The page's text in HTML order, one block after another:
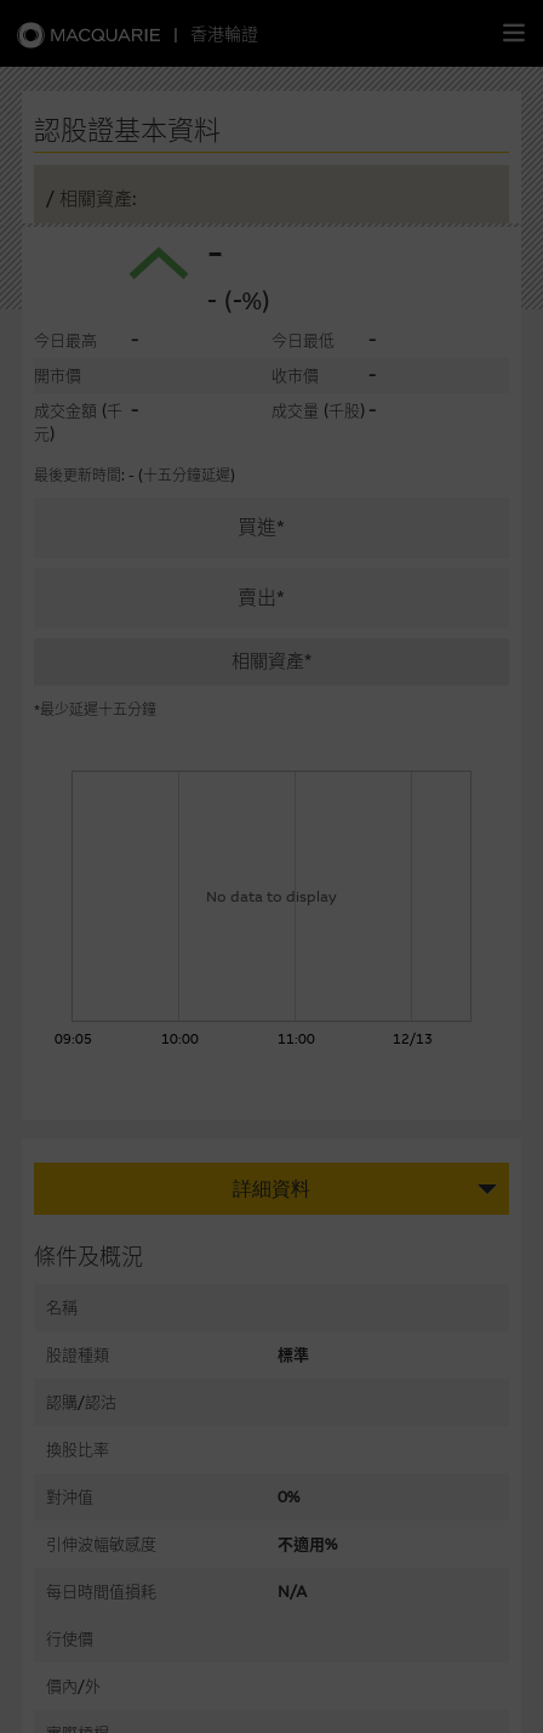
| 香港輪證
牛熊證
選股攻略
中資股票專頁
認股證基本資料
/ 相關資產:
-
- (-%)
今日最高 - 今日最低 -
開市價 收市價 -
成交金額 (千
元)
- 成交量 (千股) -
最後更新時間: - (十五分鐘延遲)
買進*
賣出*
相關資產*
*最少延遲十五分鐘
No data to display
09:05 10:00 11:00 12/13
詳細資料
條件及概況
名稱
股證種類 標準
認購/認沽
換股比率
對沖值 0%
引伸波幅敏感度 不適用%
每日時間值損耗 N/A
行使價
價內/外